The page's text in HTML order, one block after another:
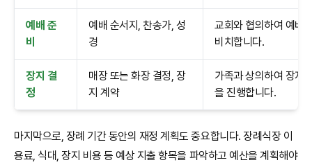
예배 준
비
예배 순서지, 찬송가, 성
경
교회와 협의하여 예배
비치합니다.
장지 결
정
매장 또는 화장 결정, 장
지 계약
가족과 상의하여 장지
을 진행합니다.
마지막으로, 장례 기간 동안의 재정 계획도 중요합니다. 장례식장 이
용료, 식대, 장지 비용 등 예상 지출 항목을 파악하고 예산을 계획해야